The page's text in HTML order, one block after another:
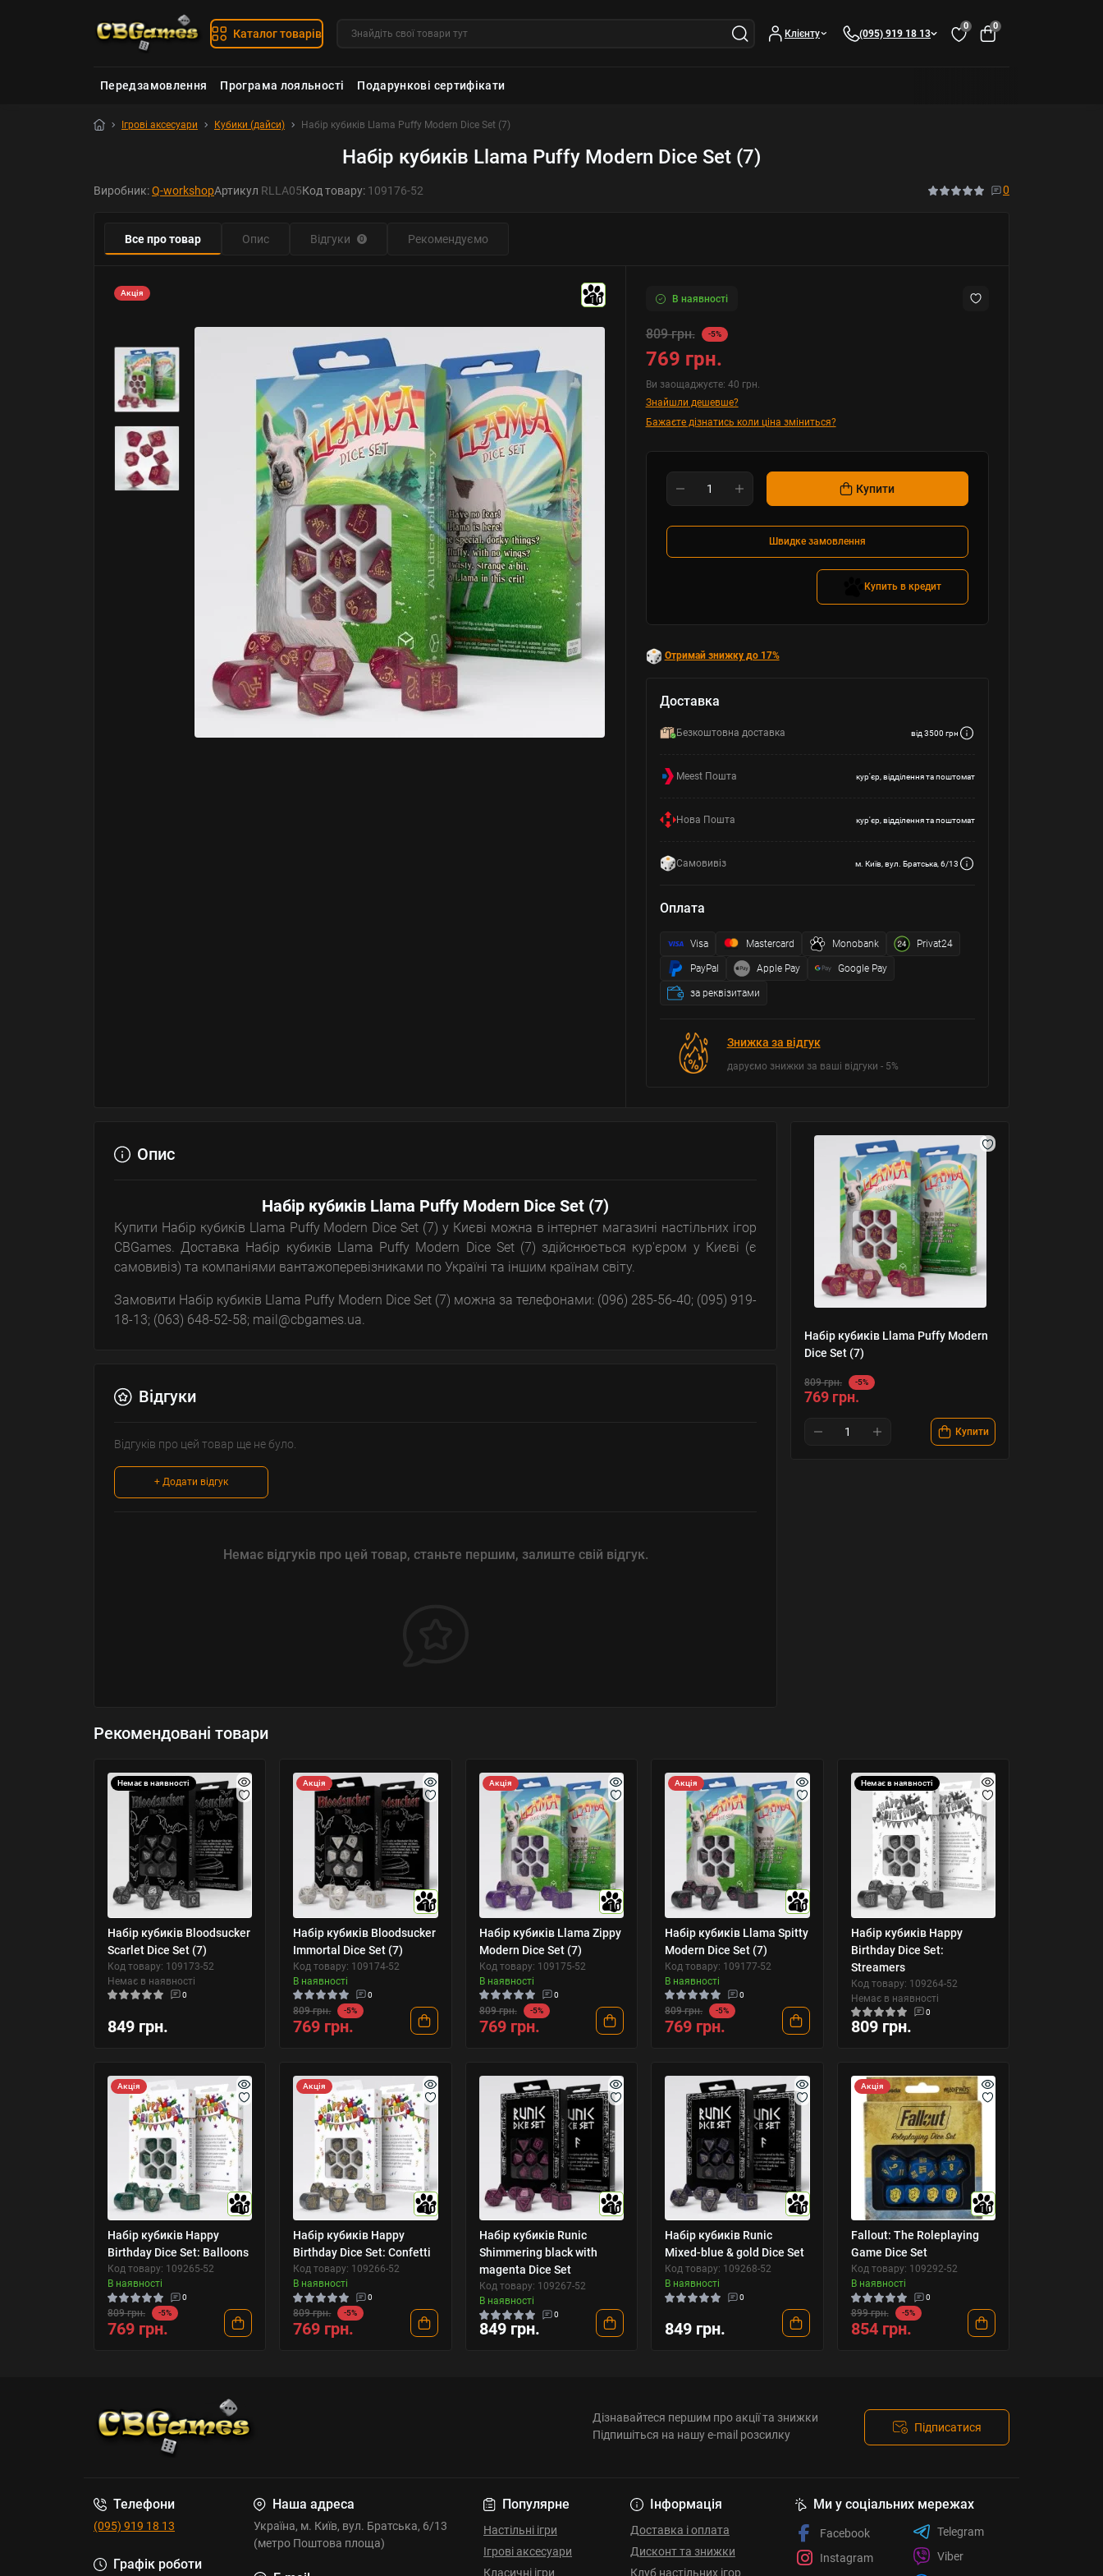
Каталог товарів Клієнту (095) 919 18 13
0 0
Передзамовлення Програма лояльності Подарункові сертифікати
Ігрові аксесуари Кубики (дайси) Набір кубиків Llama Puffy Modern Dice Set (7)
Набір кубиків Llama Puffy Modern Dice Set (7)
Виробник:Q-workshopАртикул RLLA05Код товару: 109176-52 0
Все про товар Опис Відгуки 0 Рекомендуємо
Акція
10 В наявності
809 грн. -5%
769 грн.
Ви заощаджуєте: 40 грн.
Знайшли дешевше?
Бажаєте дізнатись коли ціна зміниться?
Купити
Швидке замовлення
Купить в кредит
Отримай знижку до 17%
Доставка
Безкоштовна доставка від 3500 грн
Meest Пошта кур'єр, відділення та поштомат
Нова Пошта кур'єр, відділення та поштомат
Самовивіз м. Київ, вул. Братська, 6/13
Оплата
Visa Mastercard Monobank Privat24
PayPal Apple Pay Google Pay
за реквізитами
Знижка за відгук
даруємо знижки за ваші відгуки - 5%
Набір кубиків Llama Puffy Modern
Dice Set (7)
809 грн. -5%
769 грн.
Купити
Опис
Набір кубиків Llama Puffy Modern Dice Set (7)
Купити Набір кубиків Llama Puffy Modern Dice Set (7) у Києві можна в інтернет магазині настільних ігор
CBGames. Доставка Набір кубиків Llama Puffy Modern Dice Set (7) здійснюється кур'єром у Києві (є
самовивіз) та компаніями вантажоперевізниками по Україні та іншим країнам світу.
Замовити Набір кубиків Llama Puffy Modern Dice Set (7) можна за телефонами: (096) 285-56-40; (095) 919-
18-13; (063) 648-52-58; mail@cbgames.ua.
Відгуки
Відгуків про цей товар ще не було.
+ Додати відгук
Немає відгуків про цей товар, станьте першим, залиште свій відгук.
Рекомендовані товари
Немає в наявності
Набір кубиків Bloodsucker
Scarlet Dice Set (7)
Код товару: 109173-52
Немає в наявності
0
849 грн.
Акція
10
Набір кубиків Bloodsucker
Immortal Dice Set (7)
Код товару: 109174-52
В наявності
0
809 грн. -5%
769 грн.
Акція
10
Набір кубиків Llama Zippy
Modern Dice Set (7)
Код товару: 109175-52
В наявності
0
809 грн. -5%
769 грн.
Акція
10
Набір кубиків Llama Spitty
Modern Dice Set (7)
Код товару: 109177-52
В наявності
0
809 грн. -5%
769 грн.
Немає в наявності
Набір кубиків Happy
Birthday Dice Set:
Streamers
Код товару: 109264-52
Немає в наявності
0
809 грн.
Акція
10
Набір кубиків Happy
Birthday Dice Set: Balloons
Код товару: 109265-52
В наявності
0
809 грн. -5%
769 грн.
Акція
10
Набір кубиків Happy
Birthday Dice Set: Confetti
Код товару: 109266-52
В наявності
0
809 грн. -5%
769 грн.
10
Набір кубиків Runic
Shimmering black with
magenta Dice Set
Код товару: 109267-52
В наявності
0
849 грн.
10
Набір кубиків Runic
Mixed-blue & gold Dice Set
Код товару: 109268-52
В наявності
0
849 грн.
Акція
10
Fallout: The Roleplaying
Game Dice Set
Код товару: 109292-52
В наявності
0
899 грн. -5%
854 грн.
Дізнавайтеся першим про акції та знижки
Підпишіться на нашу e-mail розсилку
Підписатися
Телефони
(095) 919 18 13
Графік роботи
Наша адреса
Україна, м. Київ, вул. Братська, 6/13
(метро Поштова площа)
Популярне
Настільні ігри
Ігрові аксесуари
Класичні ігри
Інформація
Доставка і оплата
Дисконт та знижки
Клуб настільних ігор
Ми у соціальних мережах
Facebook
Instagram
Telegram
Viber